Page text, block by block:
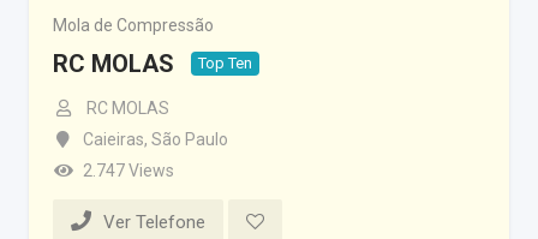
Mola de Compressão
RC MOLAS Top Ten
RC MOLAS
Caieiras, São Paulo
2.747 Views
Ver Telefone